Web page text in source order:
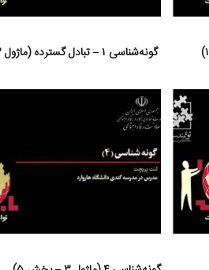
گونه‌شناسی ۱ – تبادل گسترده (ماژول ۳ – بخش ۲)